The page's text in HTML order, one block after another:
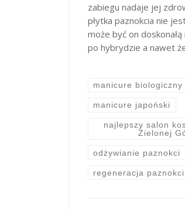
zabiegu nadaje jej
płytka paznokcia nie
może być on
po hybrydzie a nawet
manicure biologiczny
manicure japoński
najlepszy salon
Zielonej
odżywianie paznokci
regeneracja paznokci